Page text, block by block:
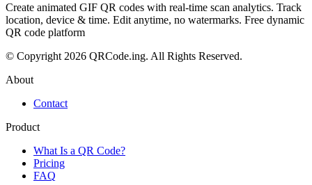
Create animated GIF QR codes with real-time scan analytics. Track
location, device & time. Edit anytime, no watermarks. Free dynamic
QR code platform
© Copyright 2026 QRCode.ing. All Rights Reserved.
About
Contact
Product
What Is a QR Code?
Pricing
FAQ